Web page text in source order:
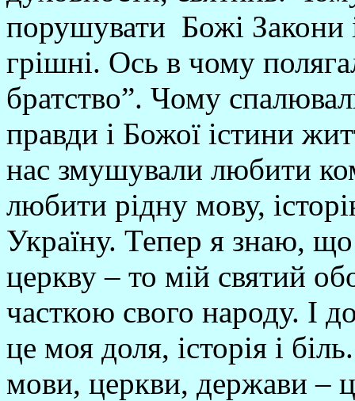
порушувати Божі Закони
грішні. Ось в чому
братство”. Чому
правди і Божої істини
нас змушували любити
любити рідну мову,
Україну. Тепер я знаю,
церкву – то мій святий
часткою свого народу. І
це моя доля, історія і
мови, церкви, держави –